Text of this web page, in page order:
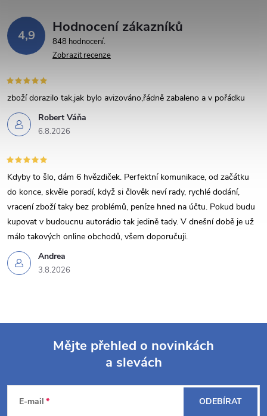
v
k
v
ý
p
i
s
u
4,9 Hodnocení zákazníků
848 hodnocení
Zobrazit recenze
Robert Váňa
6.8.2026
zboží dorazilo tak,jak bylo avizováno,řádně zabaleno a v pořádku
Andrea
3.8.2026
Kdyby to šlo, dám 6 hvězdiček. Perfektní komunikace, od začátku
do konce, skvěle poradí, když si člověk neví rady, rychlé dodání,
vracení zboží taky bez problémů, peníze hned na účtu. Pokud budu
kupovat v budoucnu autorádio tak jedině tady. V dnešní době je už
málo takových online obchodů, všem doporučuji.
Mějte přehled o novinkách
a slevách
E-mail ODEBÍRAT